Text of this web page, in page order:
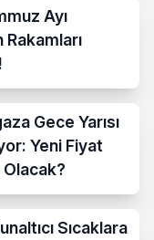
Ayı
Gece Yarısı
Yeni Fiyat
Sıcaklara